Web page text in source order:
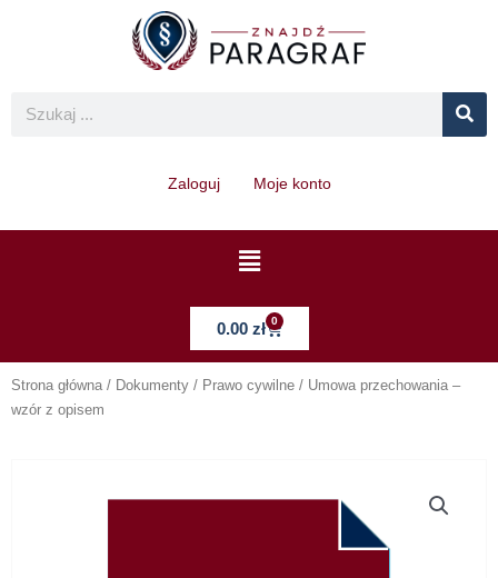
Zaloguj Moje konto
Menu
0.00 zł 0 Cart
Strona główna / Dokumenty / Prawo cywilne / Umowa przechowania –
wzór z opisem